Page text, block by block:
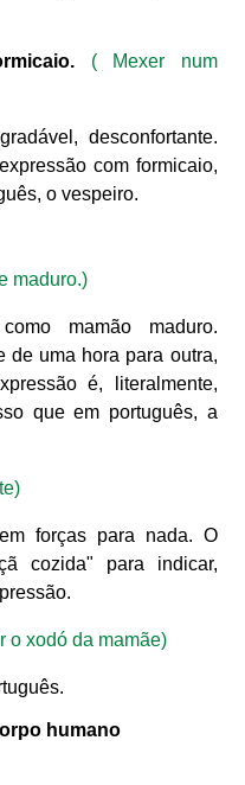
( Mexer num
desconfortante.
com formicaio,
o vespeiro.
maduro.)
mamão maduro.
de uma hora para outra,
é, literalmente,
que em português, a
forças para nada. O
cozida" para indicar,
o xodó da mamãe)
humano